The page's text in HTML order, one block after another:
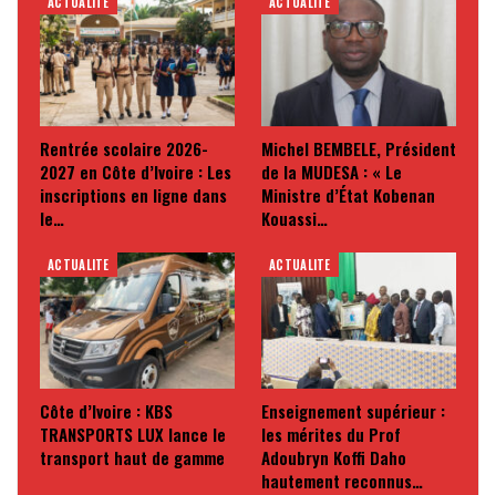
Rentrée scolaire 2026-
2027 en Côte d’Ivoire : Les
inscriptions en ligne dans
le…
Michel BEMBELE, Président
de la MUDESA : « Le
Ministre d’État Kobenan
Kouassi…
ACTUALITE
Côte d’Ivoire : KBS
TRANSPORTS LUX lance le
transport haut de gamme
ACTUALITE
Enseignement supérieur :
les mérites du Prof
Adoubryn Koffi Daho
hautement reconnus…